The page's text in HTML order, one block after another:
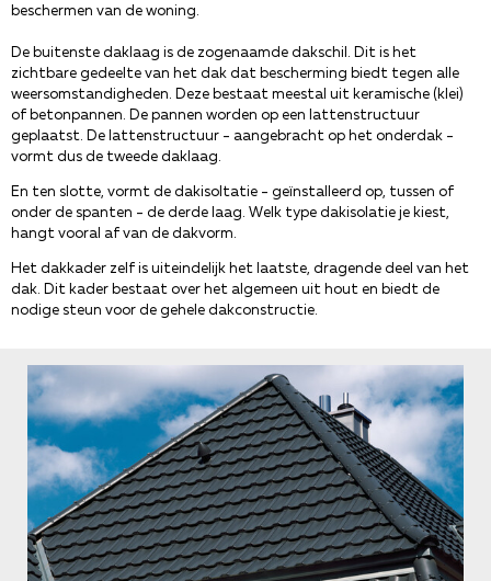
beschermen van de woning.
De buitenste daklaag is de zogenaamde dakschil. Dit is het
zichtbare gedeelte van het dak dat bescherming biedt tegen alle
weersomstandigheden. Deze bestaat meestal uit keramische (klei)
of betonpannen. De pannen worden op een lattenstructuur
geplaatst. De lattenstructuur - aangebracht op het onderdak -
vormt dus de tweede daklaag.
En ten slotte, vormt de dakisoltatie - geïnstalleerd op, tussen of
onder de spanten - de derde laag. Welk type dakisolatie je kiest,
hangt vooral af van de dakvorm.
Het dakkader zelf is uiteindelijk het laatste, dragende deel van het
dak. Dit kader bestaat over het algemeen uit hout en biedt de
nodige steun voor de gehele dakconstructie.